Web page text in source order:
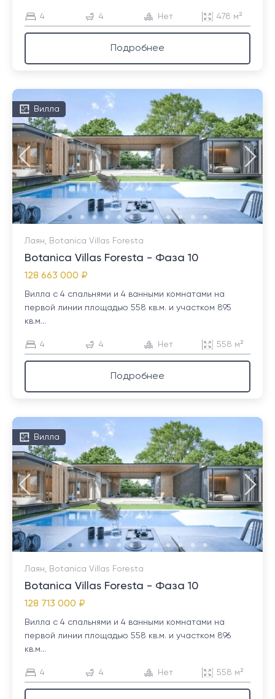
4 4 Нет 478 м²
Подробнее
Вилла
Лаян, Botanica Villas Foresta
Botanica Villas Foresta - Фаза 10
128 663 000 ₽
Вилла с 4 спальнями и 4 ванными комнатами на
первой линии площадью 558 кв.м. и участком 895
кв.м...
4 4 Нет 558 м²
Подробнее
Вилла
Лаян, Botanica Villas Foresta
Botanica Villas Foresta - Фаза 10
128 713 000 ₽
Вилла с 4 спальнями и 4 ванными комнатами на
первой линии площадью 558 кв.м. и участком 896
кв.м...
4 4 Нет 558 м²